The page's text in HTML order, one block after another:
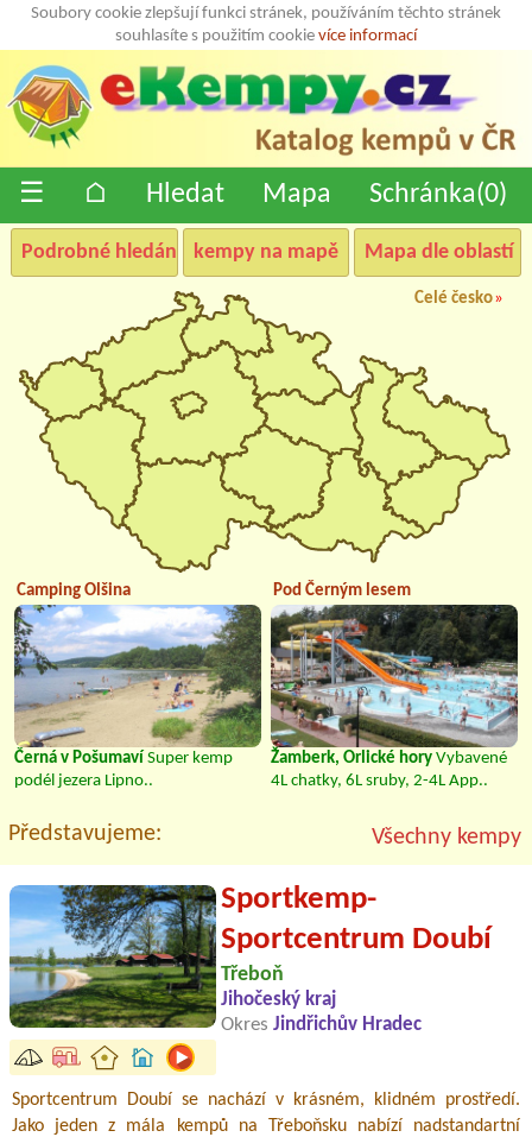
Soubory cookie zlepšují funkci stránek, používáním těchto stránek
souhlasíte s použitím cookie více informací
☰ ⌂ Hledat Mapa Schránka(0)
Podrobné hledání kempy na mapě Mapa dle oblastí
Celé česko»
Camping Olšina
Černá v Pošumaví Super kemp
podél jezera Lipno..
Pod Černým lesem
Žamberk, Orlické hory Vybavené
4L chatky, 6L sruby, 2-4L App..
Představujeme: Všechny kempy
Sportkemp-
Sportcentrum Doubí
Třeboň
Jihočeský kraj
Okres Jindřichův Hradec
Sportcentrum Doubí se nachází v krásném, klidném prostředí.
Jako jeden z mála kempů na Třeboňsku nabízí nadstandartní